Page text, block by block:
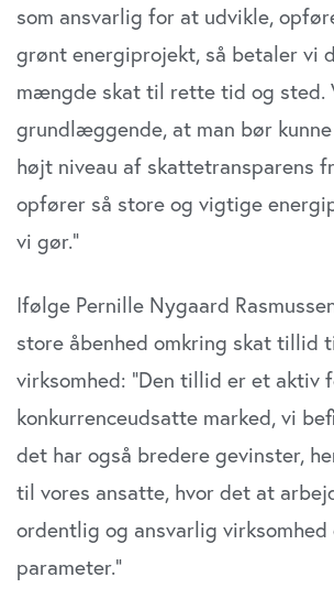
som ansvarlig for at udvikle,
grønt energiprojekt, så betaler vi
mængde skat til rette tid og sted.
grundlæggende, at man bør
højt niveau af skattetransparens
opfører så store og vigtige
vi gør.”
Ifølge Pernille Nygaard
store åbenhed omkring skat tillid
virksomhed: ”Den tillid er et aktiv
konkurrenceudsatte marked, vi
det har også bredere gevinster,
til vores ansatte, hvor det at
ordentlig og ansvarlig
parameter.”